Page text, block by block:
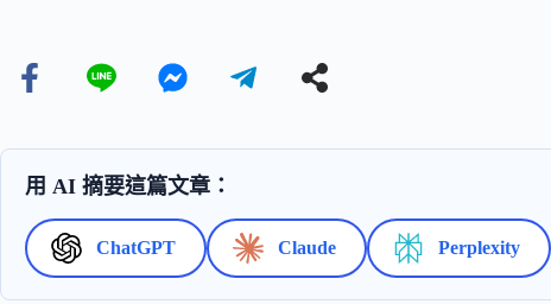
用 AI 摘要這篇文章：
ChatGPT Claude Perplexity